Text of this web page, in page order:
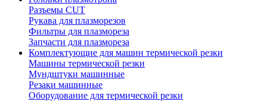
Разъемы CUT
Рукава для плазморезов
Фильтры для плазмореза
Запчасти для плазмореза
Комплектующие для машин термической резки
Машины термической резки
Мундштуки машинные
Резаки машинные
Оборудование для термической резки